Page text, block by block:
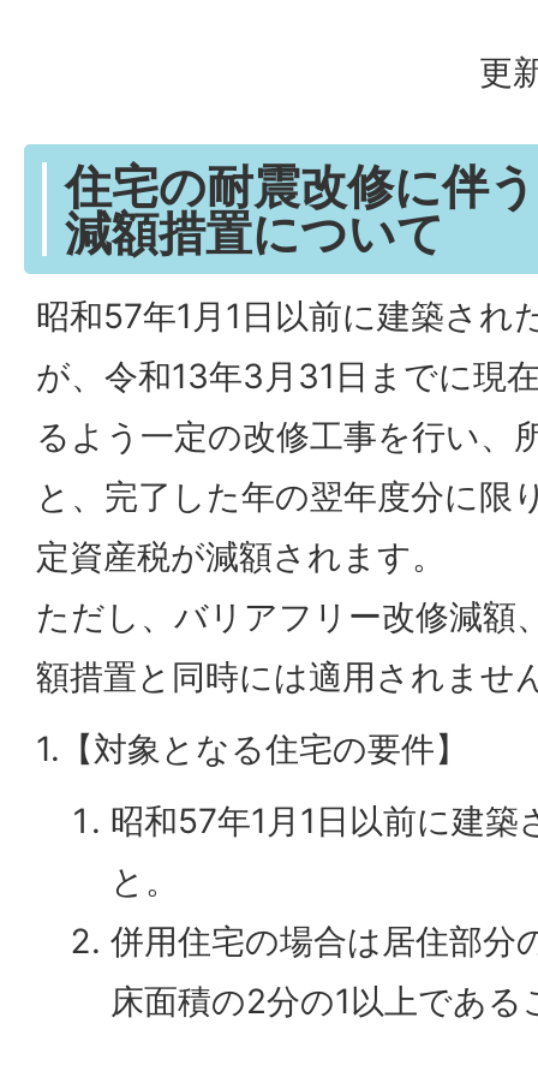
更
住宅の耐震改修に伴
減額措置について
昭和57年1月1日以前に建築され
が、令和13年3月31日までに現
るよう一定の改修工事を行い、
と、完了した年の翌年度分に限
定資産税が減額されます。
ただし、バリアフリー改修減額
額措置と同時には適用されませ
1.【対象となる住宅の要件】
昭和57年1月1日以前に建
と。
併用住宅の場合は居住部分
床面積の2分の1以上である